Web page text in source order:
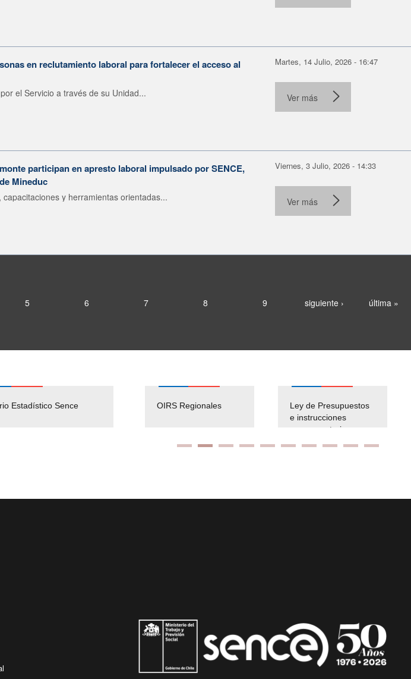
en reclutamiento laboral para fortalecer el acceso al
el Servicio a través de su Unidad...
Martes, 14 Julio, 2026 - 16:47
Ver más
participan en apresto laboral impulsado por SENCE,
Mineduc
y herramientas orientadas...
Viernes, 3 Julio, 2026 - 14:33
Ver más
5 6 7 8 9 siguiente › última »
Estadístico Sence
Solicitud Audiencias y
OIRS Regionales
Ley de Presupuestos
e instrucciones
presuspuetarias